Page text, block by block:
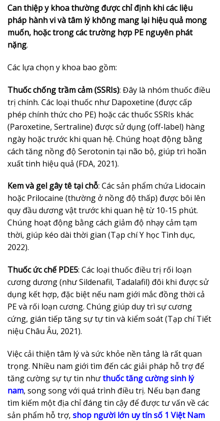
Can thiệp y khoa thường được chỉ định khi các liệu
pháp hành vi và tâm lý không mang lại hiệu quả mong
muốn, hoặc trong các trường hợp PE nguyên phát
nặng.
Các lựa chọn y khoa bao gồm:
Thuốc chống trầm cảm (SSRIs): Đây là nhóm thuốc điều
trị chính. Các loại thuốc như Dapoxetine (được cấp
phép chính thức cho PE) hoặc các thuốc SSRIs khác
(Paroxetine, Sertraline) được sử dụng (off-label) hàng
ngày hoặc trước khi quan hệ. Chúng hoạt động bằng
cách tăng nồng độ Serotonin tại não bộ, giúp trì hoãn
xuất tinh hiệu quả (FDA, 2021).
Kem và gel gây tê tại chỗ: Các sản phẩm chứa Lidocain
hoặc Prilocaine (thường ở nồng độ thấp) được bôi lên
quy đầu dương vật trước khi quan hệ từ 10-15 phút.
Chúng hoạt động bằng cách giảm độ nhạy cảm tạm
thời, giúp kéo dài thời gian (Tạp chí Y học Tình dục,
2022).
Thuốc ức chế PDE5: Các loại thuốc điều trị rối loạn
cương dương (như Sildenafil, Tadalafil) đôi khi được sử
dụng kết hợp, đặc biệt nếu nam giới mắc đồng thời cả
PE và rối loạn cương. Chúng giúp duy trì sự cương
cứng, gián tiếp tăng sự tự tin và kiểm soát (Tạp chí Tiết
niệu Châu Âu, 2021).
Việc cải thiện tâm lý và sức khỏe nền tảng là rất quan
trọng. Nhiều nam giới tìm đến các giải pháp hỗ trợ để
tăng cường sự tự tin nhưthuốc tăng cường sinh lý
nam, song song với quá trình điều trị. Nếu bạn đang
tìm kiếm một địa chỉ đáng tin cậy để được tư vấn về các
sản phẩm hỗ trợ, shop người lớn uy tín số 1 Việt Nam